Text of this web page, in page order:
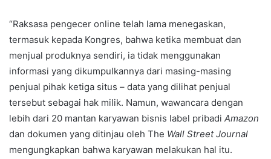
“Raksasa pengecer online telah lama menegaskan,
termasuk kepada Kongres, bahwa ketika membuat dan
menjual produknya sendiri, ia tidak menggunakan
informasi yang dikumpulkannya dari masing-masing
penjual pihak ketiga situs – data yang dilihat penjual
tersebut sebagai hak milik. Namun, wawancara dengan
lebih dari 20 mantan karyawan bisnis label pribadi Amazon
dan dokumen yang ditinjau oleh The Wall Street Journal
mengungkapkan bahwa karyawan melakukan hal itu.